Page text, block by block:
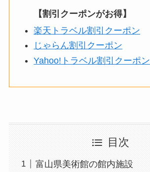
【割引クーポンがお得】
楽天トラベル割引クーポン
じゃらん割引クーポン
Yahoo!トラベル割引クーポン
目次
富山県美術館の館内施設